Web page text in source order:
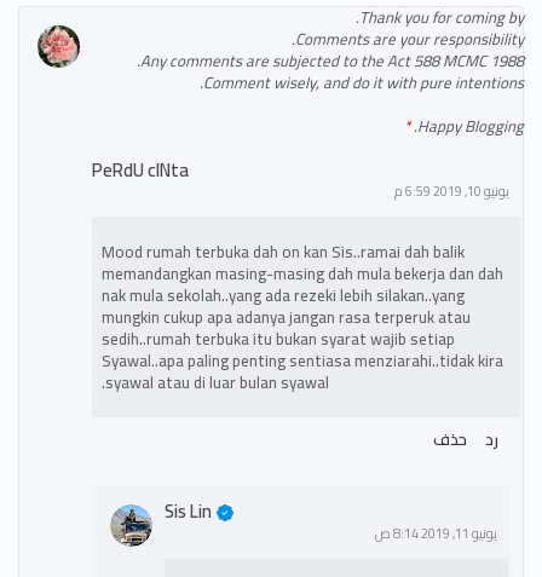
Thank you for coming by.
Comments are your responsibility.
Any comments are subjected to the Act 588 MCMC 1988.
Comment wisely, and do it with pure intentions.
Happy Blogging.
PeRdU cINta
يونيو 10, 2019 6:59 م
Mood rumah terbuka dah on kan Sis..ramai dah balik
memandangkan masing-masing dah mula bekerja dan dah
nak mula sekolah..yang ada rezeki lebih silakan..yang
mungkin cukup apa adanya jangan rasa terperuk atau
sedih..rumah terbuka itu bukan syarat wajib setiap
Syawal..apa paling penting sentiasa menziarahi..tidak kira
syawal atau di luar bulan syawal.
رد
حذف
Sis Lin
يونيو 11, 2019 8:14 ص